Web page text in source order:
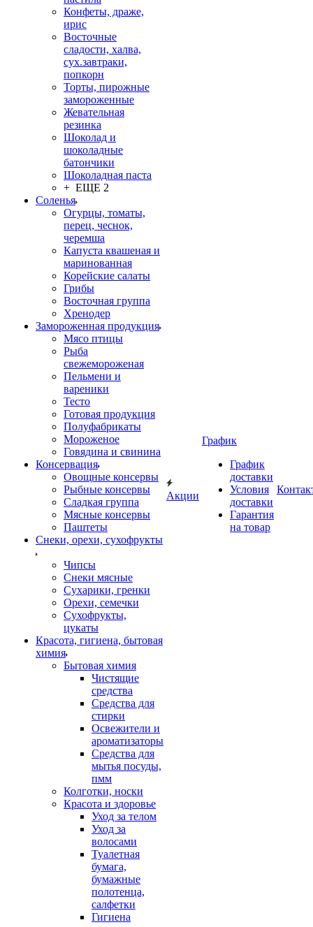
Конфеты, драже,
ирис
Восточные
сладости, халва,
сух.завтраки,
попкорн
Торты, пирожные
замороженные
Жевательная
резинка
Шоколад и
шоколадные
батончики
Шоколадная паста
+ ЕЩЕ 2
Соленья
Огурцы, томаты,
перец, чеснок,
черемша
Капуста квашеная и
маринованная
Корейские салаты
Грибы
Восточная группа
Хренодер
Замороженная продукция
Мясо птицы
Рыба
свежемороженая
Пельмени и
вареники
Тесто
Готовая продукция
Полуфабрикаты
Мороженое
Говядина и свинина
Консервация
Овощные консервы
Рыбные консервы
Сладкая группа
Мясные консервы
Паштеты
Снеки, орехи, сухофрукты
Чипсы
Снеки мясные
Сухарики, гренки
Орехи, семечки
Сухофрукты,
цукаты
Красота, гигиена, бытовая
химия
Бытовая химия
Чистящие
средства
Средства для
стирки
Освежители и
ароматизаторы
Средства для
мытья посуды,
пмм
Колготки, носки
Красота и здоровье
Уход за телом
Уход за
волосами
Туалетная
бумага,
бумажные
полотенца,
салфетки
Гигиена
Акции
График
График
доставки
Условия
доставки
Гарантия
на товар